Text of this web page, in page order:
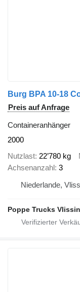
Burg BPA 10-18
Preis auf Anfrage
Containeranhänger
2000
Nutzlast 22’780 kg
Achsenanzahl
3
Niederlande,
Poppe Trucks